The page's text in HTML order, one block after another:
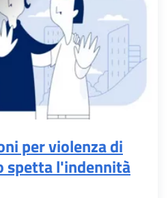
per violenza di
spetta l'indennità